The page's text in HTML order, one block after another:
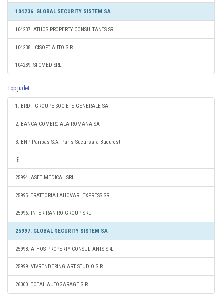
104236. GLOBAL SECURITY SISTEM SA
104237. ATHOS PROPERTY CONSULTANTS SRL
104238. ICISOFT AUTO S.R.L.
104239. SFCMED SRL
Top judet
1. BRD - GROUPE SOCIETE GENERALE SA
2. BANCA COMERCIALA ROMANA SA
3. BNP Paribas S.A. Paris Sucursala Bucuresti
25994. ASET MEDICAL SRL
25995. TRATTORIA LAHOVARI EXPRESS SRL
25996. INTER RANIRO GROUP SRL
25997. GLOBAL SECURITY SISTEM SA
25998. ATHOS PROPERTY CONSULTANTS SRL
25999. VIVRENDERING ART STUDIO S.R.L.
26000. TOTAL AUTOGARAGE S.R.L.